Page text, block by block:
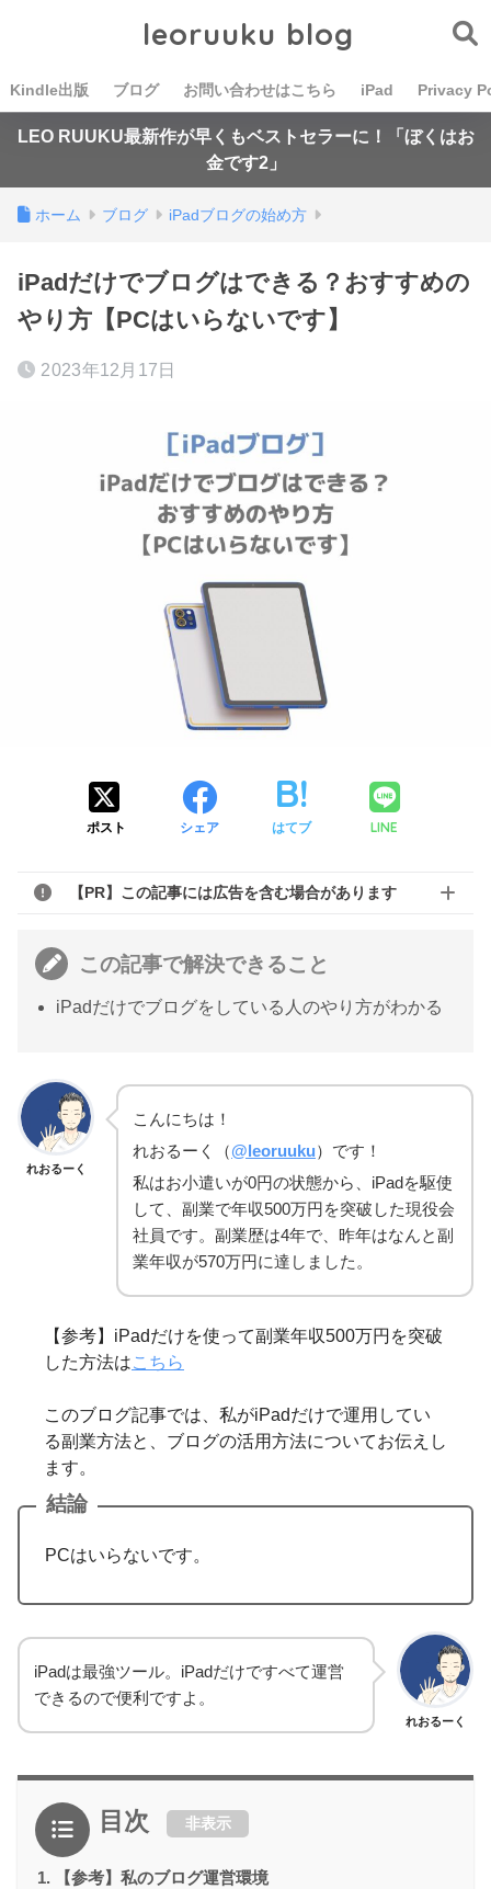
leoruuku blog
Kindle出版 ブログ お問い合わせはこちら iPad Privacy
LEO RUUKU最新作が早くもベストセラーに！「ぼくはお
金です2」
ホーム ブログ iPadブログの始め方
iPadだけでブログはできる？おすすめの
やり方【PCはいらないです】
2023年12月17日
ポスト シェア はてブ LINE
【PR】この記事には広告を含む場合があります
この記事で解決できること
iPadだけでブログをしている人のやり方がわかる
れおるーく
こんにちは！
れおるーく（@leoruuku）です！
私はお小遣いが0円の状態から、iPadを駆使
して、副業で年収500万円を突破した現役会
社員です。副業歴は4年で、昨年はなんと副
業年収が570万円に達しました。
【参考】iPadだけを使って副業年収500万円を突破
した方法はこちら
このブログ記事では、私がiPadだけで運用してい
る副業方法と、ブログの活用方法についてお伝えし
ます。
結論
PCはいらないです。
れおるーく
iPadは最強ツール。iPadだけですべて運営
できるので便利ですよ。
目次 非表示
【参考】私のブログ運営環境